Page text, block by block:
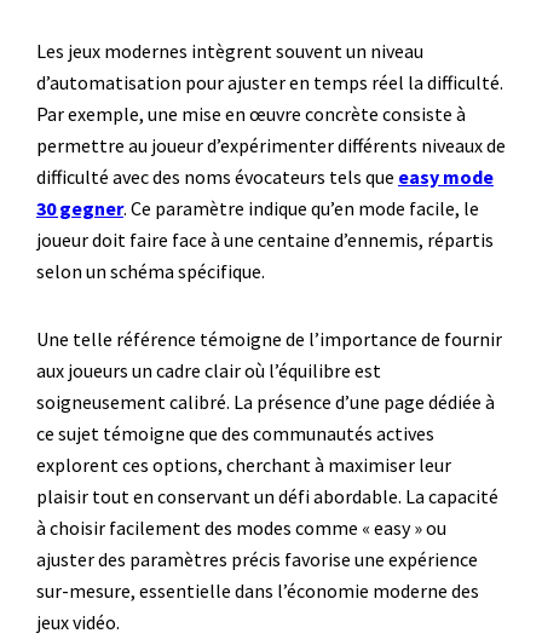
Les jeux modernes intègrent souvent un niveau
d’automatisation pour ajuster en temps réel la difficulté.
Par exemple, une mise en œuvre concrète consiste à
permettre au joueur d’expérimenter différents niveaux de
difficulté avec des noms évocateurs tels que easy mode
30 gegner. Ce paramètre indique qu’en mode facile, le
joueur doit faire face à une centaine d’ennemis, répartis
selon un schéma spécifique.
Une telle référence témoigne de l’importance de fournir
aux joueurs un cadre clair où l’équilibre est
soigneusement calibré. La présence d’une page dédiée à
ce sujet témoigne que des communautés actives
explorent ces options, cherchant à maximiser leur
plaisir tout en conservant un défi abordable. La capacité
à choisir facilement des modes comme « easy » ou
ajuster des paramètres précis favorise une expérience
sur-mesure, essentielle dans l’économie moderne des
jeux vidéo.